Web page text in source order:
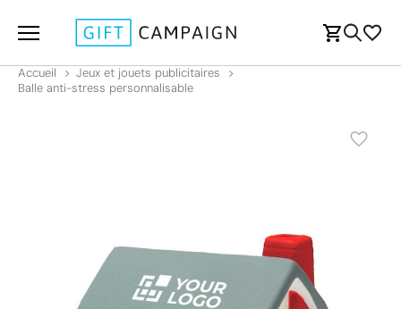
Accueil
Jeux et jouets publicitaires
Balle anti-stress personnalisable